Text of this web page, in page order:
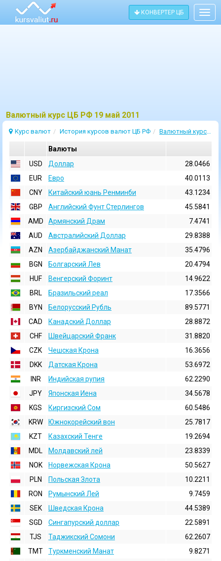
КОНВЕРТЕР ЦБ
Bалютный курс ЦБ РФ 19 май 2011
Курс валют История курсов валют ЦБ РФ Валютный курс 19 Май 2011
Валюты
USD
Доллар
28.0466
EUR
Евро
40.0113
CNY
Китайский юань Ренминби
43.1234
GBP
Английский Фунт Стерлингов
45.5841
AMD
Армянский Драм
7.4741
AUD
Австралийский Доллар
29.8388
AZN
Азербайджанский Манат
35.4796
BGN
Болгарский Лев
20.4794
HUF
Венгерский Форинт
14.9622
BRL
Бразильский реал
17.3566
BYN
Белорусский Рубль
89.5771
CAD
Канадский Доллар
28.8872
CHF
Швейцарский Франк
31.8820
CZK
Чешская Крона
16.3656
DKK
Датская Крона
53.6972
INR
Индийская pупия
62.2290
JPY
Японская Иена
34.5678
KGS
Киргизский Сом
60.5486
KRW
Южнокорейский вон
25.7817
KZT
Казахский Тенге
19.2694
MDL
Молдавский лей
23.8339
NOK
Норвежская Крона
50.5627
PLN
Польская Злота
10.2211
RON
Румынский Лей
9.7459
SEK
Шведская Крона
44.5389
SGD
Сингапурский доллар
22.5891
TJS
Таджикский Сомони
62.2607
TMT
Туркменский Манат
9.8271